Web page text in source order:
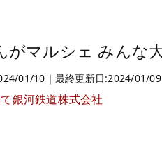
がマルシェ みんな
01/10｜最終更新日:2024/01/09
銀河鉄道株式会社